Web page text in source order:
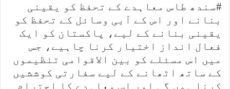
#سندھ طاس معاہدے کے تحفظ کو یقینی
بنانے اور اس کے آبی وسائل کے تحفظ کو
یقینی بنانے کے لیے، پاکستان کو ایک
فعال انداز اختیار کرنا چاہیے، جس
میں اس مسئلے کو بین الاقوامی تنظیموں
کے ساتھ اٹھانے کے لیے سفارتی کوششیں
کرنا ہوں گی اور اس معاہدے کا احترام